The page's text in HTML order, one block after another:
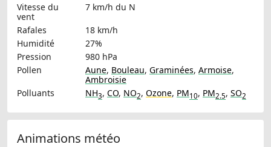
Vitesse du
vent
7 km/h du N
Rafales
18 km/h
Humidité
27%
Pression
980 hPa
Pollen
Aune, Bouleau, Graminées, Armoise,
Ambroisie
Polluants
NH3, CO, NO2, Ozone, PM10, PM2.5, SO2
Animations météo